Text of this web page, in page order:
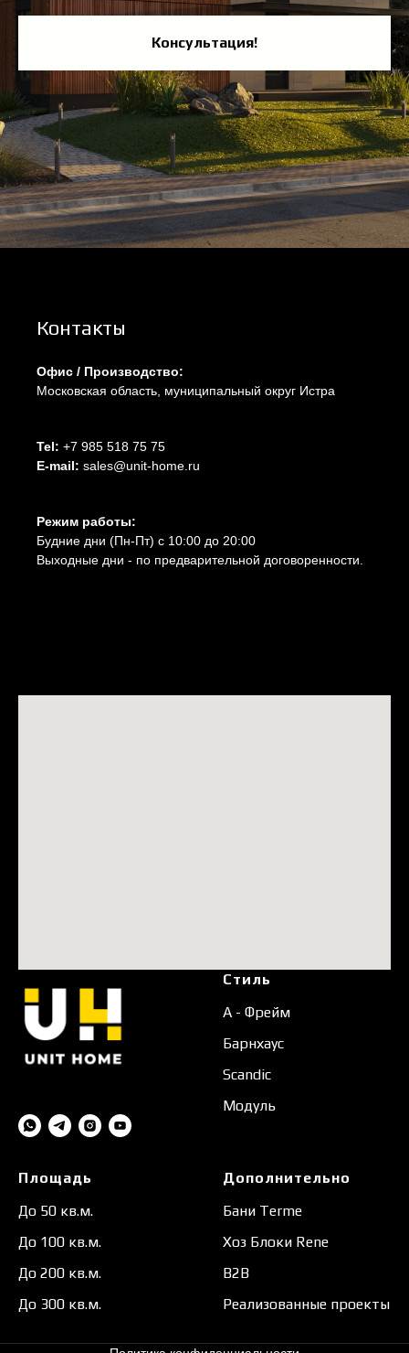
Консультация!
Контакты
Офис / Производство:
Московская область, муниципальный округ Истра
Tel: +7 985 518 75 75
E-mail: sales@unit-home.ru
Режим работы:
Будние дни (Пн-Пт) с 10:00 до 20:00
Выходные дни - по предварительной договоренности.
Стиль
А - Фрейм
Барнхаус
Scandic
Модуль
Площадь
До 50 кв.м.
До 100 кв.м.
До 200 кв.м.
До 300 кв.м.
Дополнительно
Бани Terme
Хоз Блоки Rene
B2B
Реализованные проекты